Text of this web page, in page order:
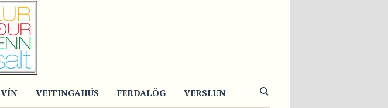
VÍN VEITINGAHÚS FERÐALÖG VERSLUN